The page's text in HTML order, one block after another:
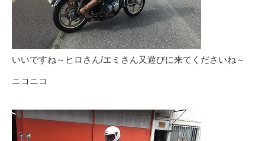
いいですね～ヒロさん/エミさん又遊びに来てくださいね～
ニコニコ